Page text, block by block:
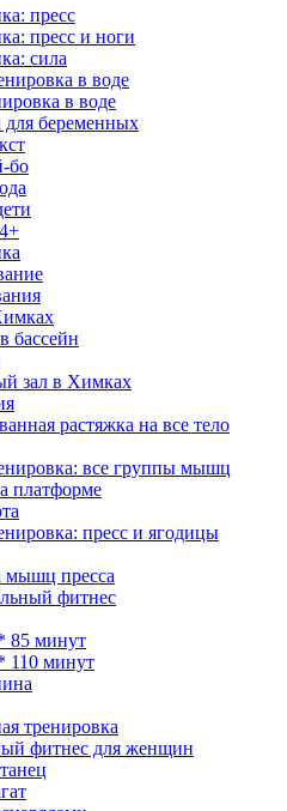
пресс
пресс и ноги
сила
в воде
в воде
для беременных
бо
бассейн
зал в Химках
растяжка на все тело
все группы мышц
платформе
пресс и ягодицы
мышц пресса
фитнес
85 минут
110 минут
тренировка
фитнес для женщин